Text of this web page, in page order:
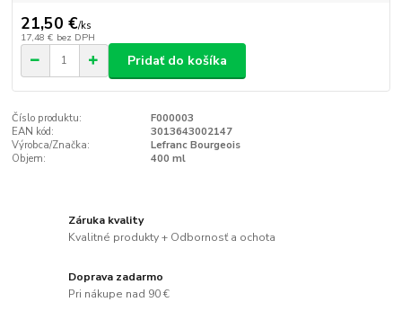
21,50 €/ks
17,48 € bez DPH
Pridať do košíka
Číslo produktu:
F000003
EAN kód:
3013643002147
Výrobca/Značka:
Lefranc Bourgeois
Objem:
400 ml
Záruka kvality
Kvalitné produkty + Odbornosť a ochota
Doprava zadarmo
Pri nákupe nad 90 €